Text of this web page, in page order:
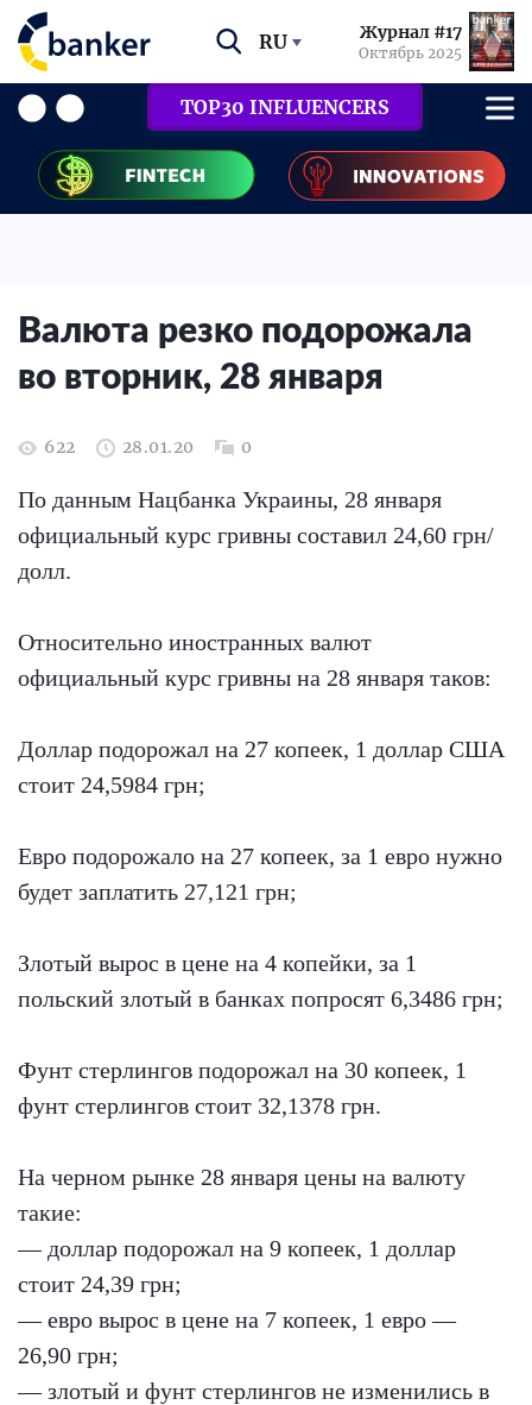
RU Журнал #17
Октябрь 2025
TOP30 INFLUENCERS
Валюта резко подорожала
во вторник, 28 января
622 28.01.20 0
По данным Нацбанка Украины, 28 января
официальный курс гривны составил 24,60 грн/
долл.
Относительно иностранных валют
официальный курс гривны на 28 января таков:
Доллар подорожал на 27 копеек, 1 доллар США
стоит 24,5984 грн;
Евро подорожало на 27 копеек, за 1 евро нужно
будет заплатить 27,121 грн;
Злотый вырос в цене на 4 копейки, за 1
польский злотый в банках попросят 6,3486 грн;
Фунт стерлингов подорожал на 30 копеек, 1
фунт стерлингов стоит 32,1378 грн.
На черном рынке 28 января цены на валюту
такие:
— доллар подорожал на 9 копеек, 1 доллар
стоит 24,39 грн;
— евро вырос в цене на 7 копеек, 1 евро —
26,90 грн;
— злотый и фунт стерлингов не изменились в